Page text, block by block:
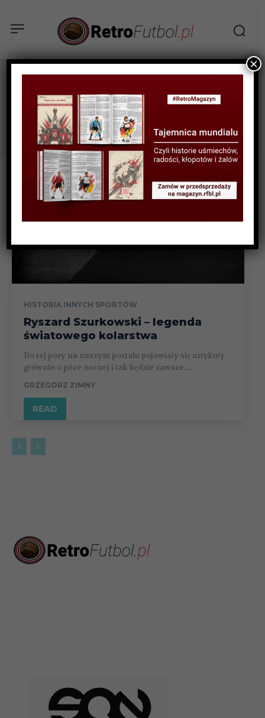
Tag: kolarstwo
HISTORIA INNYCH SPORTÓW
Ryszard Szurkowski – legenda
światowego kolarstwa
Do tej pory na naszym portalu pojawiały się artykuły
głównie o piłce nożnej i tak będzie zawsze....
GRZEGORZ ZIMNY
READ
×